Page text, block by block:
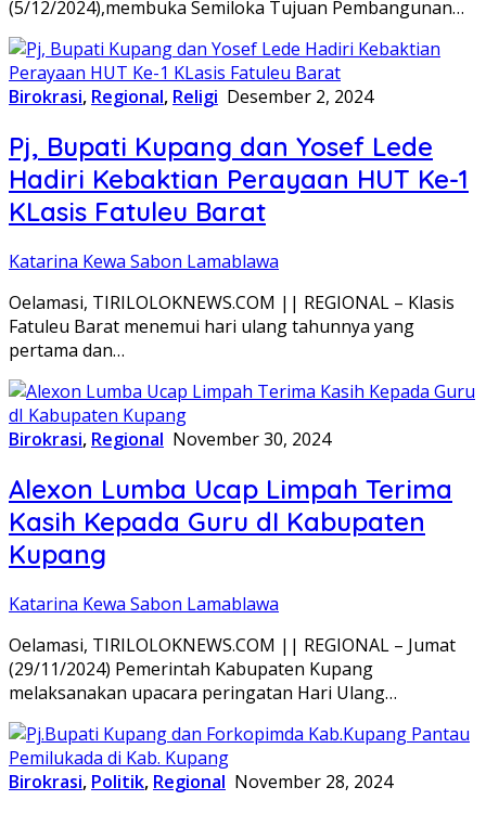
(5/12/2024),membuka Semiloka Tujuan Pembangunan…
Birokrasi, Regional, Religi Desember 2, 2024
Pj, Bupati Kupang dan Yosef Lede
Hadiri Kebaktian Perayaan HUT Ke-1
KLasis Fatuleu Barat
Katarina Kewa Sabon Lamablawa
Oelamasi, TIRILOLOKNEWS.COM || REGIONAL – Klasis
Fatuleu Barat menemui hari ulang tahunnya yang
pertama dan…
Birokrasi, Regional November 30, 2024
Alexon Lumba Ucap Limpah Terima
Kasih Kepada Guru dI Kabupaten
Kupang
Katarina Kewa Sabon Lamablawa
Oelamasi, TIRILOLOKNEWS.COM || REGIONAL – Jumat
(29/11/2024) Pemerintah Kabupaten Kupang
melaksanakan upacara peringatan Hari Ulang…
Birokrasi, Politik, Regional November 28, 2024